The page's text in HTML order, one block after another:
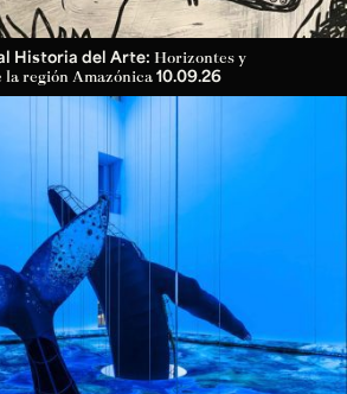
Historia del Arte: Horizontes y
región Amazónica 10.09.26